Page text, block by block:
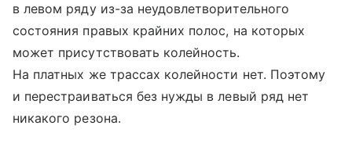
в левом ряду из-за неудовлетворительного
состояния правых крайних полос, на которых
может присутствовать колейность.
На платных же трассах колейности нет. Поэтому
и перестраиваться без нужды в левый ряд нет
никакого резона.